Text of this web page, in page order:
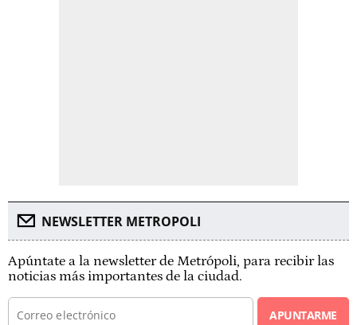
NEWSLETTER METROPOLI
Apúntate a la newsletter de Metrópoli, para recibir las
noticias más importantes de la ciudad.
APUNTARME